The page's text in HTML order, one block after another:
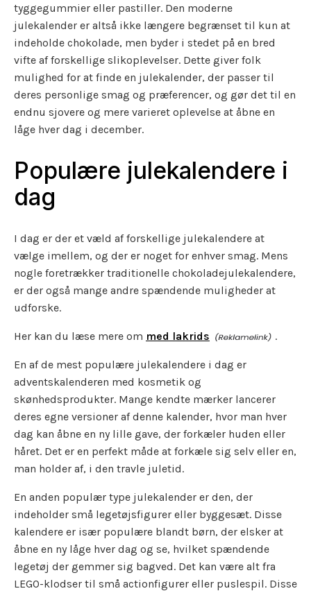
tyggegummier eller pastiller. Den moderne
julekalender er altså ikke længere begrænset til kun at
indeholde chokolade, men byder i stedet på en bred
vifte af forskellige slikoplevelser. Dette giver folk
mulighed for at finde en julekalender, der passer til
deres personlige smag og præferencer, og gør det til en
endnu sjovere og mere varieret oplevelse at åbne en
låge hver dag i december.
Populære julekalendere i
dag
I dag er der et væld af forskellige julekalendere at
vælge imellem, og der er noget for enhver smag. Mens
nogle foretrækker traditionelle chokoladejulekalendere,
er der også mange andre spændende muligheder at
udforske.
Her kan du læse mere om med lakrids .
En af de mest populære julekalendere i dag er
adventskalenderen med kosmetik og
skønhedsprodukter. Mange kendte mærker lancerer
deres egne versioner af denne kalender, hvor man hver
dag kan åbne en ny lille gave, der forkæler huden eller
håret. Det er en perfekt måde at forkæle sig selv eller en,
man holder af, i den travle juletid.
En anden populær type julekalender er den, der
indeholder små legetøjsfigurer eller byggesæt. Disse
kalendere er især populære blandt børn, der elsker at
åbne en ny låge hver dag og se, hvilket spændende
legetøj der gemmer sig bagved. Det kan være alt fra
LEGO-klodser til små actionfigurer eller puslespil. Disse